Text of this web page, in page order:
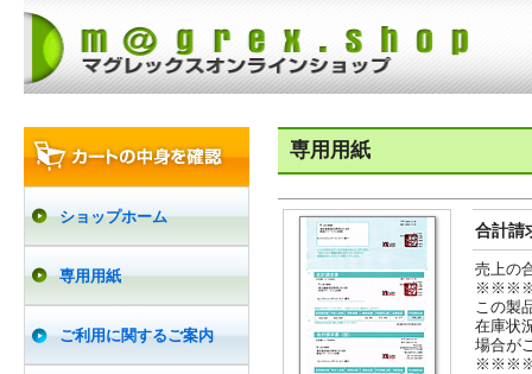
ショップホーム
専用用紙
ご利用に関するご案内
専用用紙
合計請
売上の
この製
在庫状
場合が